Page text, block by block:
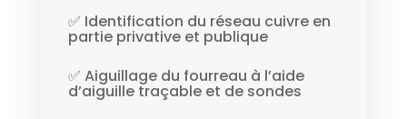
✅ Identification du réseau cuivre en
partie privative et publique
✅ Aiguillage du fourreau à l’aide
d’aiguille traçable et de sondes